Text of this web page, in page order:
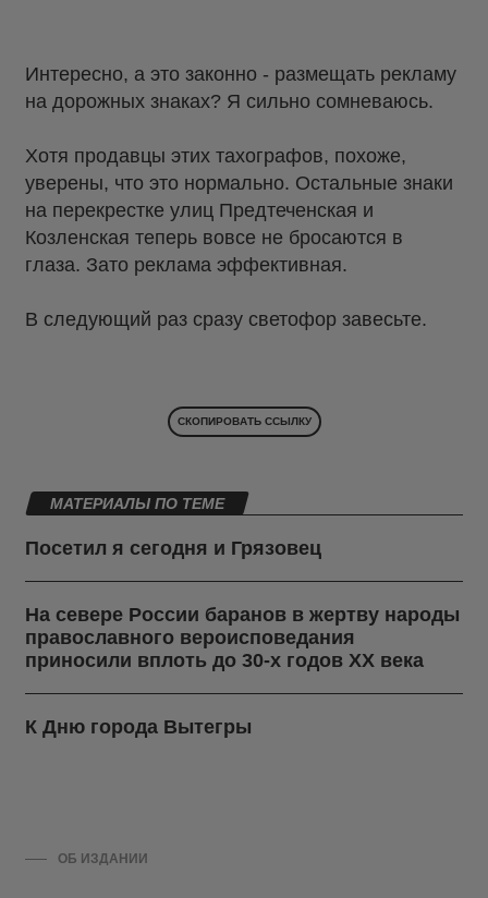
Интересно, а это законно - размещать рекламу
на дорожных знаках? Я сильно сомневаюсь.
Хотя продавцы этих тахографов, похоже,
уверены, что это нормально. Остальные знаки
на перекрестке улиц Предтеченская и
Козленская теперь вовсе не бросаются в
глаза. Зато реклама эффективная.
В следующий раз сразу светофор завесьте.
СКОПИРОВАТЬ ССЫЛКУ
МАТЕРИАЛЫ ПО ТЕМЕ
Посетил я сегодня и Грязовец
На севере России баранов в жертву народы
православного вероисповедания
приносили вплоть до 30-х годов ХХ века
К Дню города Вытегры
ОБ ИЗДАНИИ